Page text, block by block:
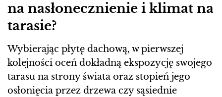
na nasłonecznienie i klimat na
tarasie?
Wybierając płytę dachową, w pierwszej
kolejności oceń dokładną ekspozycję swojego
tarasu na strony świata oraz stopień jego
osłonięcia przez drzewa czy sąsiednie